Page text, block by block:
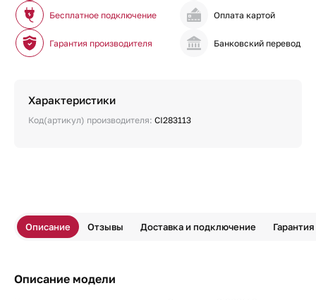
Бесплатное подключение
Гарантия производителя
Оплата картой
Банковский перевод
Характеристики
Код(артикул) производителя: CI283113
Описание Отзывы Доставка и подключение Гарантия
Описание модели